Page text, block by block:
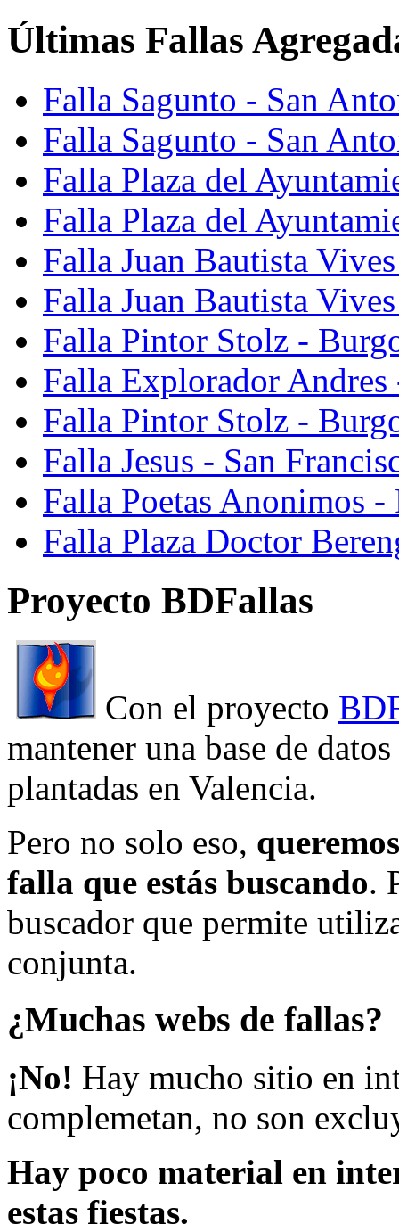
Últimas Fallas
Falla Sagunto - San
Falla Sagunto - San
Falla Plaza del
Falla Plaza del
Falla Juan Bautista
Falla Juan Bautista
Falla Pintor Stolz -
Falla Explorador Andres
Falla Pintor Stolz -
Falla Jesus - San
Falla Poetas Anonimos
Falla Plaza Doctor
Proyecto BDFallas
Con el proyecto
mantener una base de
plantadas en Valencia.
Pero no solo eso,
falla que estás buscando.
buscador que permite
conjunta.
¿Muchas webs de fallas?
¡No! Hay mucho sitio en
complemetan, no son
Hay poco material en
estas fiestas.